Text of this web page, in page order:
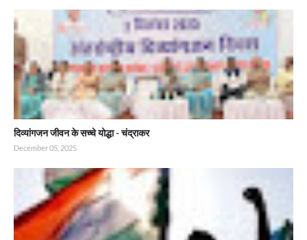
दिव्यांगजन जीवन के सच्चे योद्धा - चंद्राकर
December 05, 2025